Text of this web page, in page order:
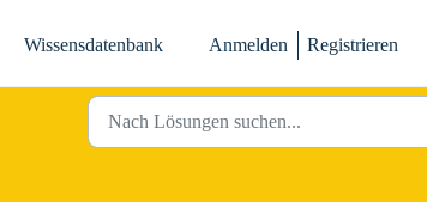
Wissensdatenbank Anmelden Registrieren